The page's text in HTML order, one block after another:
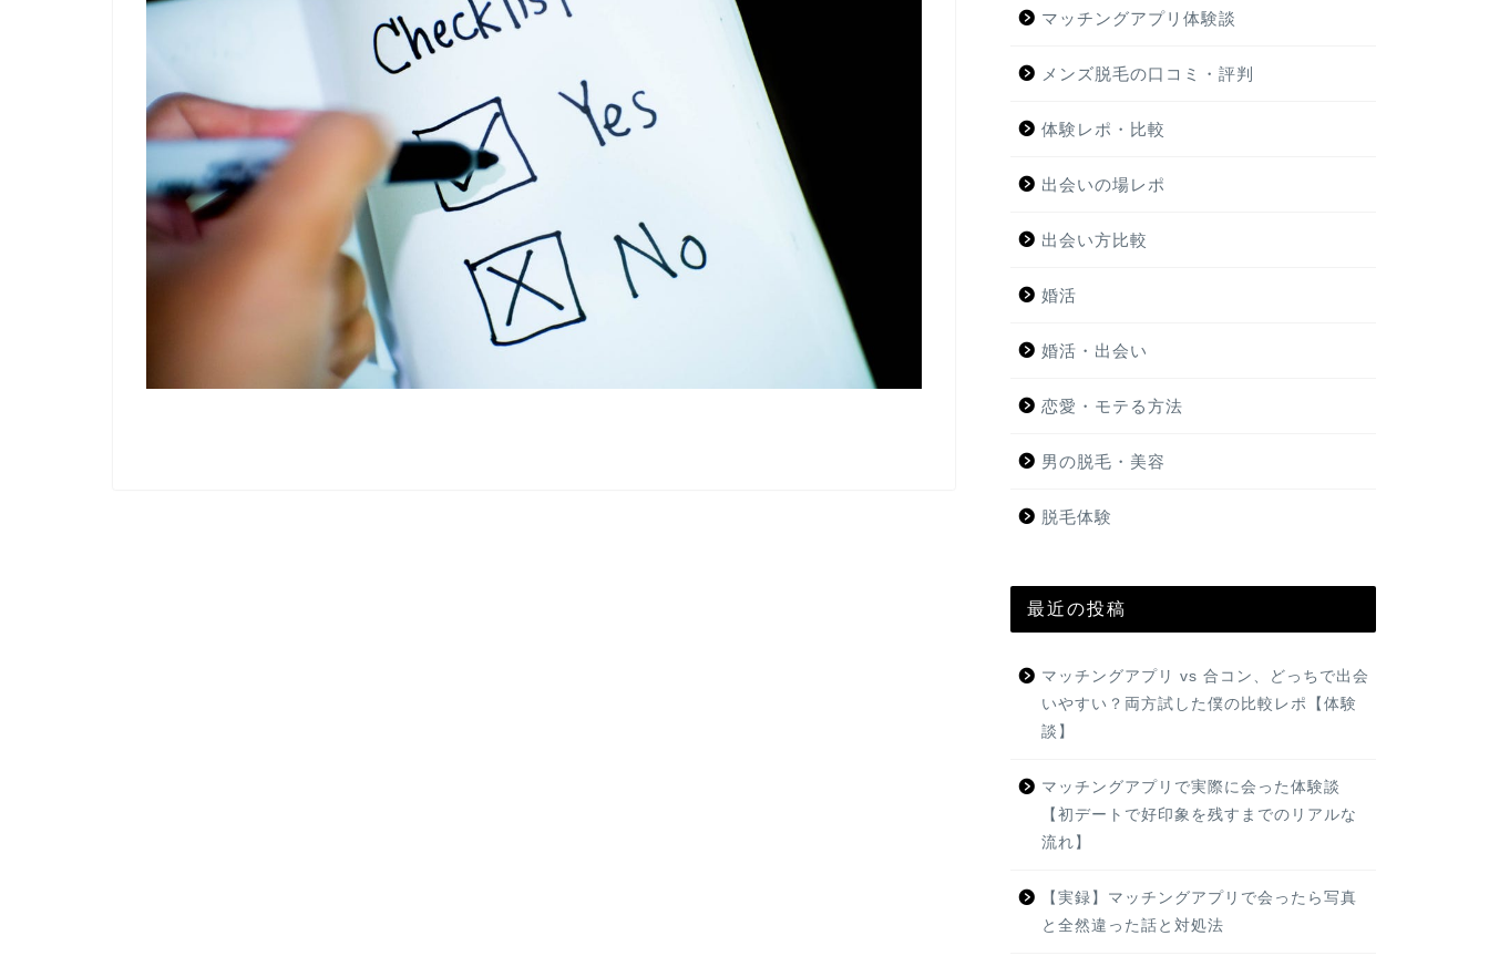
マッチングアプリ体験談
メンズ脱毛の口コミ・評判
体験レポ・比較
出会いの場レポ
出会い方比較
婚活
婚活・出会い
恋愛・モテる方法
男の脱毛・美容
脱毛体験
最近の投稿
マッチングアプリ vs 合コン、どっちで出会
いやすい？両方試した僕の比較レポ【体験
談】
マッチングアプリで実際に会った体験談
【初デートで好印象を残すまでのリアルな
流れ】
【実録】マッチングアプリで会ったら写真
と全然違った話と対処法